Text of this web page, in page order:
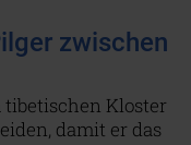
zwischen
Kloster
damit er das